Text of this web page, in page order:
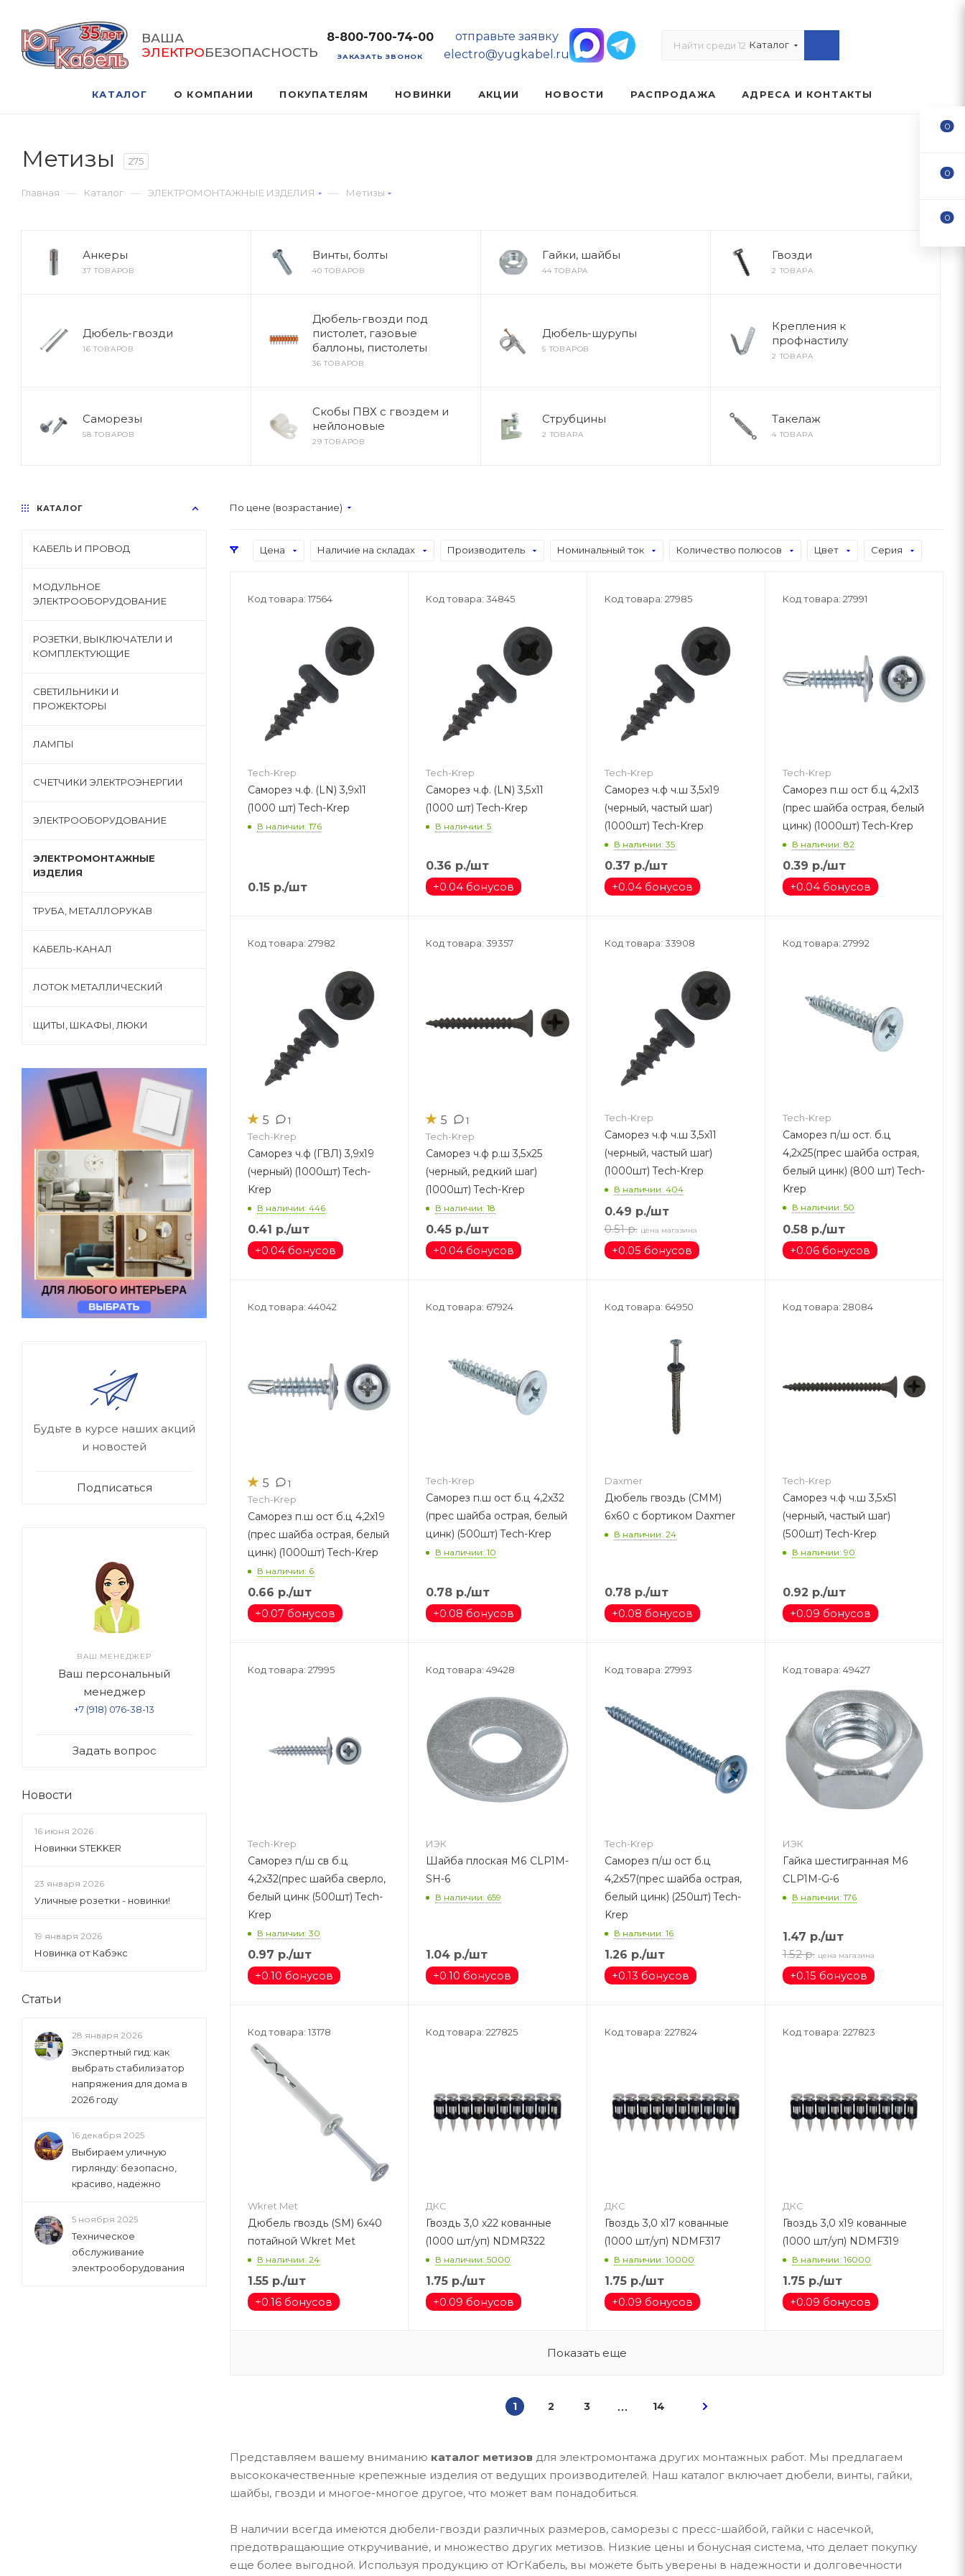
ВАША
ЭЛЕКТРОБЕЗОПАСНОСТЬ
8-800-700-74-00
ЗАКАЗАТЬ ЗВОНОК
отправьте заявку
electro@yugkabel.ru
Каталог
КАТАЛОГ О КОМПАНИИ ПОКУПАТЕЛЯМ НОВИНКИ АКЦИИ НОВОСТИ РАСПРОДАЖА АДРЕСА И КОНТАКТЫ
Метизы 275
Главная — Каталог — ЭЛЕКТРОМОНТАЖНЫЕ ИЗДЕЛИЯ — Метизы
Анкеры
37 ТОВАРОВ
Винты, болты
40 ТОВАРОВ
Гайки, шайбы
44 ТОВАРА
Гвозди
2 ТОВАРА
Дюбель-гвозди
16 ТОВАРОВ
Дюбель-гвозди под
пистолет, газовые
баллоны, пистолеты
36 ТОВАРОВ
Дюбель-шурупы
5 ТОВАРОВ
Крепления к
профнастилу
2 ТОВАРА
Саморезы
58 ТОВАРОВ
Скобы ПВХ с гвоздем и
нейлоновые
29 ТОВАРОВ
Струбцины
2 ТОВАРА
Такелаж
4 ТОВАРА
По цене (возрастание)
Цена Наличие на складах Производитель Номинальный ток Количество полюсов Цвет Серия
Код товара: 17564
Tech-Krep
Саморез ч.ф. (LN) 3,9х11
(1000 шт) Tech-Krep
В наличии: 176
0.15 р./шт
Код товара: 34845
Tech-Krep
Саморез ч.ф. (LN) 3,5х11
(1000 шт) Tech-Krep
В наличии: 5
0.36 р./шт
+0.04 бонусов
Код товара: 27985
Tech-Krep
Саморез ч.ф ч.ш 3,5х19
(черный, частый шаг)
(1000шт) Tech-Krep
В наличии: 35
0.37 р./шт
+0.04 бонусов
Код товара: 27991
Tech-Krep
Саморез п.ш ост б.ц 4,2х13
(прес шайба острая, белый
цинк) (1000шт) Tech-Krep
В наличии: 82
0.39 р./шт
+0.04 бонусов
Код товара: 27982
★ 5 1
Tech-Krep
Саморез ч.ф (ГВЛ) 3,9х19
(черный) (1000шт) Tech-
Krep
В наличии: 446
0.41 р./шт
+0.04 бонусов
Код товара: 39357
★ 5 1
Tech-Krep
Саморез ч.ф р.ш 3,5х25
(черный, редкий шаг)
(1000шт) Tech-Krep
В наличии: 18
0.45 р./шт
+0.04 бонусов
Код товара: 33908
Tech-Krep
Саморез ч.ф ч.ш 3,5х11
(черный, частый шаг)
(1000шт) Tech-Krep
В наличии: 404
0.49 р./шт
0.51 р. цена магазина
+0.05 бонусов
Код товара: 27992
Tech-Krep
Саморез п/ш ост. б.ц
4,2х25(прес шайба острая,
белый цинк) (800 шт) Tech-
Krep
В наличии: 50
0.58р./шт
+0.06 бонусов
Код товара: 44042
★ 5 1
Tech-Krep
Саморез п.ш ост б.ц 4,2х19
(прес шайба острая, белый
цинк) (1000шт) Tech-Krep
В наличии: 6
0.66 р./шт
+0.07 бонусов
Код товара: 67924
Tech-Krep
Саморез п.ш ост б.ц 4,2х32
(прес шайба острая, белый
цинк) (500шт) Tech-Krep
В наличии: 10
0.78 р./шт
+0.08 бонусов
Код товара: 64950
Daxmer
Дюбель гвоздь (CMM)
6х60 с бортиком Daxmer
В наличии: 24
0.78р./шт
+0.08 бонусов
Код товара: 28084
Tech-Krep
Саморез ч.ф ч.ш 3,5х51
(черный, частый шаг)
(500шт) Tech-Krep
В наличии: 90
0.92 р./шт
+0.09 бонусов
Код товара: 27995
Tech-Krep
Саморез п/ш св б.ц
4,2х32(прес шайба сверло,
белый цинк (500шт) Tech-
Krep
В наличии: 30
0.97 р./шт
+0.10 бонусов
Код товара: 49428
ИЭК
Шайба плоская M6 CLP1M-
SH-6
В наличии: 659
1.04 р./шт
+0.10 бонусов
Код товара: 27993
Tech-Krep
Саморез п/ш ост б.ц
4,2х57(прес шайба острая,
белый цинк) (250шт) Tech-
Krep
В наличии: 16
1.26 р./шт
+0.13 бонусов
Код товара: 49427
ИЭК
Гайка шестигранная М6
CLP1M-G-6
В наличии: 176
1.47 р./шт
1.52 р. цена магазина
+0.15 бонусов
Код товара: 13178
Wkret Met
Дюбель гвоздь (SM) 6х40
потайной Wkret Met
В наличии: 24
1.55 р./шт
+0.16 бонусов
Код товара: 227825
ДКС
Гвоздь 3,0 х22 кованные
(1000 шт/уп) NDMR322
В наличии: 5000
1.75 р./шт
+0.09 бонусов
Код товара: 227824
ДКС
Гвоздь 3,0 х17 кованные
(1000 шт/уп) NDMF317
В наличии: 10000
1.75р./шт
+0.09 бонусов
Код товара: 227823
ДКС
Гвоздь 3,0 х19 кованные
(1000 шт/уп) NDMF319
В наличии: 16000
1.75р./шт
+0.09 бонусов
Показать еще
1 2 3 14
Представляем вашему вниманию каталог метизов для электромонтажа других монтажных работ. Мы предлагаем
высококачественные крепежные изделия от ведущих производителей. Наш каталог включает дюбели, винты, гайки,
шайбы, гвозди и многое-многое другое, что может вам понадобиться.
В наличии всегда имеются дюбели-гвозди различных размеров, саморезы с пресс-шайбой, гайки с насечкой,
предотвращающие откручивание, и множество других метизов. Низкие цены и бонусная система, что делает покупку
еще более выгодной. Используя продукцию от ЮгКабель, вы можете быть уверены в надежности и долговечности
КАТАЛОГ
КАБЕЛЬ И ПРОВОД
МОДУЛЬНОЕ
ЭЛЕКТРООБОРУДОВАНИЕ
РОЗЕТКИ, ВЫКЛЮЧАТЕЛИ И
КОМПЛЕКТУЮЩИЕ
СВЕТИЛЬНИКИ И
ПРОЖЕКТОРЫ
ЛАМПЫ
СЧЕТЧИКИ ЭЛЕКТРОЭНЕРГИИ
ЭЛЕКТРООБОРУДОВАНИЕ
ЭЛЕКТРОМОНТАЖНЫЕ
ИЗДЕЛИЯ
ТРУБА, МЕТАЛЛОРУКАВ
КАБЕЛЬ-КАНАЛ
ЛОТОК МЕТАЛЛИЧЕСКИЙ
ЩИТЫ, ШКАФЫ, ЛЮКИ
Будьте в курсе наших акций
и новостей
Подписаться
ВАШ МЕНЕДЖЕР
Ваш персональный
менеджер
+7 (918) 076-38-13
Задать вопрос
Новости
16 июня 2026
Новинки STEKKER
23 января 2026
Уличные розетки - новинки!
19 января 2026
Новинка от Кабэкс
Статьи
28 января 2026
Экспертный гид: как
выбрать стабилизатор
напряжения для дома в
2026 году
16 декабря 2025
Выбираем уличную
гирлянду: безопасно,
красиво, надежно
5 ноября 2025
Техническое
обслуживание
электрооборудования
0
0
0